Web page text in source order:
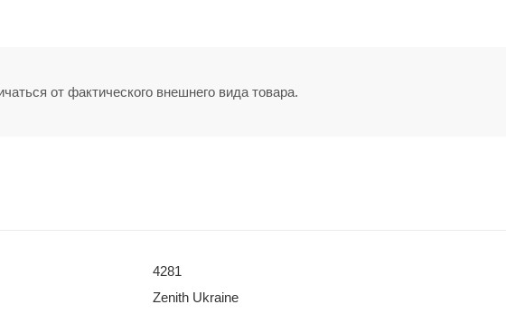
от фактического внешнего вида товара.
4281
Zenith Ukraine